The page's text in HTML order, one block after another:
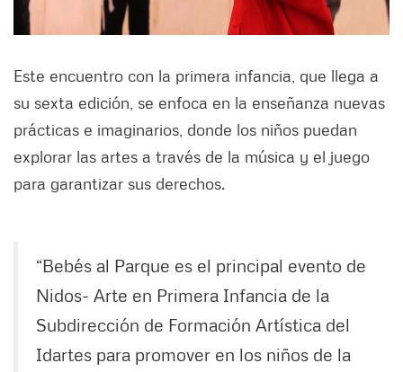
Este encuentro con la primera infancia, que llega a
su sexta edición, se enfoca en la enseñanza nuevas
prácticas e imaginarios, donde los niños puedan
explorar las artes a través de la música y el juego
para garantizar sus derechos.
“Bebés al Parque es el principal evento de
Nidos- Arte en Primera Infancia de la
Subdirección de Formación Artística del
Idartes para promover en los niños de la